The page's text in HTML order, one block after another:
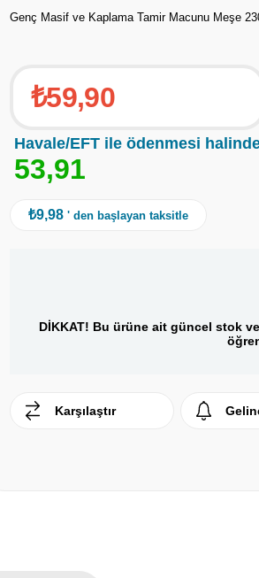
Genç Masif ve Kaplama Tamir Macunu Meşe
₺59,90
Havale/EFT ile ödenmesi
53,91
₺9,98 ' den başlayan taksitle
DİKKAT! Bu ürüne ait güncel stok
Karşılaştır